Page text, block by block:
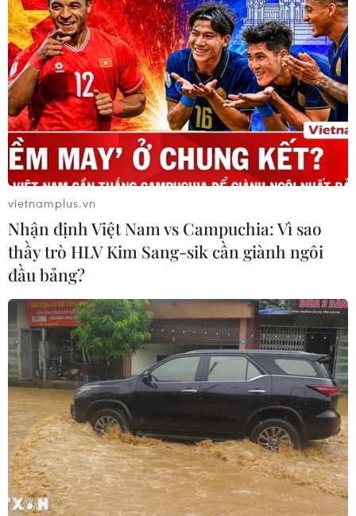
vietnamplus.vn
Nhận định Việt Nam vs Campuchia: Vì sao
thầy trò HLV Kim Sang-sik cần giành ngôi
đầu bảng?